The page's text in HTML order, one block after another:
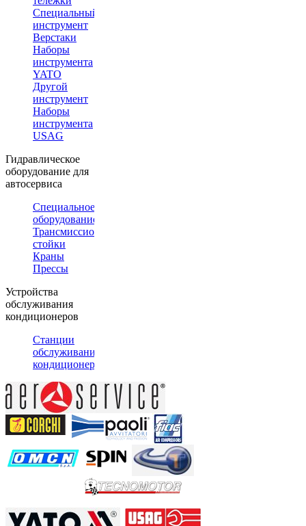
Специальный
инструмент
Верстаки
Наборы
инструмента
YATO
Другой
инструмент
Наборы
инструмента
USAG
Гидравлическое
оборудование для
автосервиса
Специальное
оборудование
Трансмиссионные
стойки
Краны
Прессы
Устройства
обслуживания
кондиционеров
Станции
обслуживания
кондиционеров